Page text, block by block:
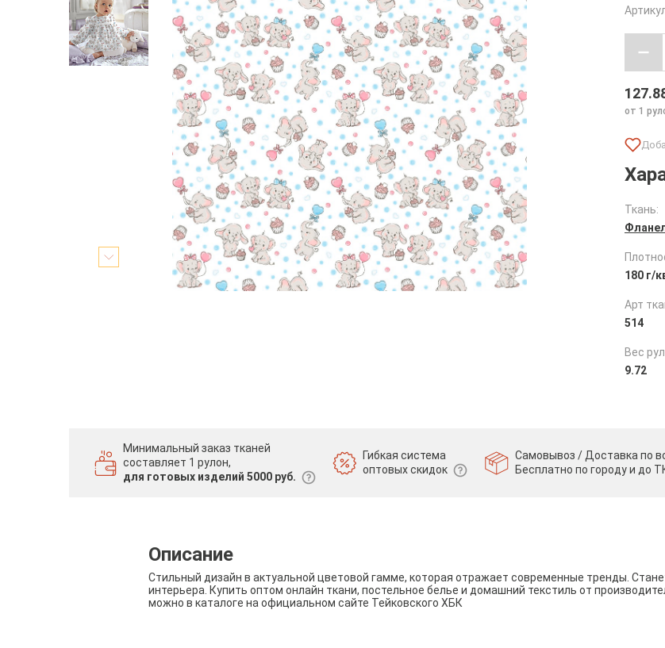
от 1
Ткань:
180 г/
Арт
514
Вес
9.72
Минимальный заказ тканей
составляет 1 рулон,
для готовых изделий 5000 руб.
Гибкая система
оптовых скидок
Самовывоз / Доставка по
Бесплатно по городу и до
Описание
Стильный дизайн в актуальной цветовой гамме, которая отражает современные тренды.
интерьера. Купить оптом онлайн ткани, постельное белье и домашний текстиль от
можно в каталоге на официальном сайте Тейковского ХБК